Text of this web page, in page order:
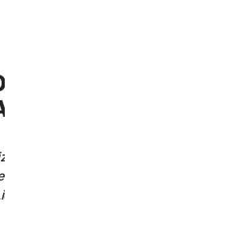
3 - TERMINI DI
DEL SOFTWARE
richiede di scaricare, installare,
Software su un Dispositivo, i
si applicano anche all’utilizzo